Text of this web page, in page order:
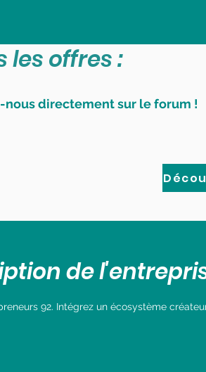
les offres :
nous directement sur le forum !
de
92. Intégrez un écosystème